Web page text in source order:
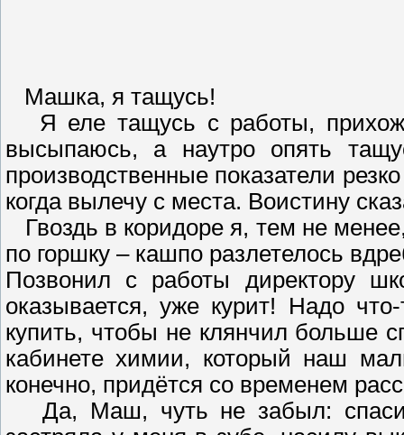
Машка, я тащусь!
Я еле тащусь с работы,
высыпаюсь, а наутро опять
производственные показатели
когда вылечу с места. Воистину
Гвоздь в коридоре я, тем не
по горшку – кашпо разлетелось
Позвонил с работы директору
оказывается, уже курит! Надо
купить, чтобы не клянчил больше
кабинете химии, который наш
конечно, придётся со временем
Да, Маш, чуть не забыл: